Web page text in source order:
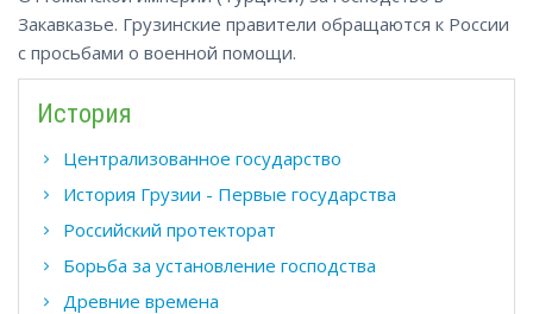
Закавказье. Грузинские правители обращаются к России
с просьбами о военной помощи.
История
Централизованное государство
История Грузии - Первые государства
Российский протекторат
Борьба за установление господства
Древние времена